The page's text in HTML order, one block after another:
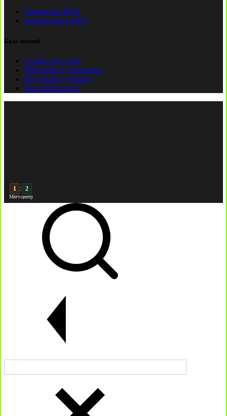
Чемпионы КПЛ
Бомбардиры КПЛ
База знаний
Ставки на спорт
Причины и симптомы
Кто такой лудоман?
Как избавиться?
2 : 2
Матч-центр